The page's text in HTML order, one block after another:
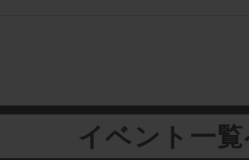
イベント一